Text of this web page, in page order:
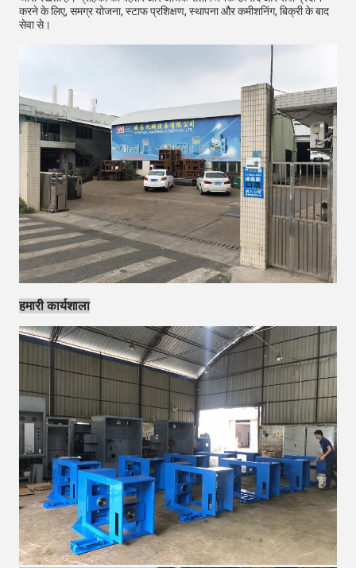
करने के लिए, समग्र योजना, स्टाफ प्रशिक्षण, स्थापना और कमीशनिंग, बिक्री के बाद
सेवा से।
हमारी कार्यशाला